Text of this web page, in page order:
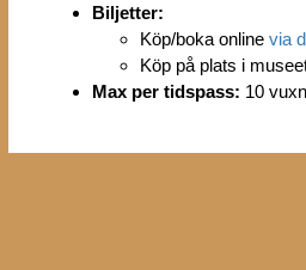
Biljetter:
Köp/boka online via
Köp på plats i
Max per tidspass: 10